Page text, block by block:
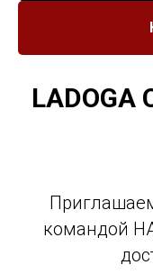
LADOGA
командой